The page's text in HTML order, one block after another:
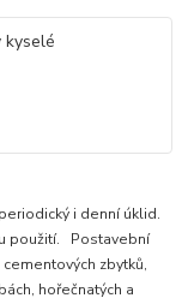
i denní úklid.
použití. Postavební
zbytků,
hořečnatých a